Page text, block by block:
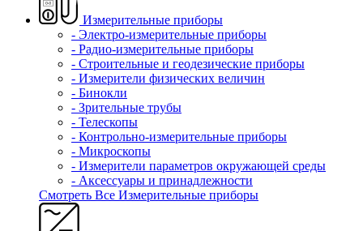
Измерительные приборы
- Электро-измерительные приборы
- Радио-измерительные приборы
- Строительные и геодезические приборы
- Измерители физических величин
- Бинокли
- Зрительные трубы
- Телескопы
- Контрольно-измерительные приборы
- Микроскопы
- Измерители параметров окружающей среды
- Аксессуары и принадлежности
Смотреть Все Измерительные приборы